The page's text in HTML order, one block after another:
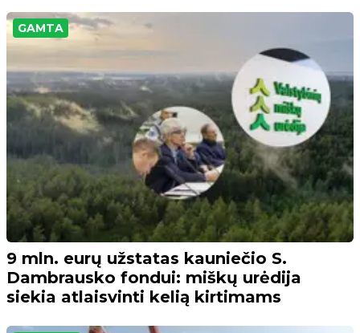
GAMTA
9 mln. eurų užstatas kauniečio S.
Dambrausko fondui: miškų urėdija
siekia atlaisvinti kelią kirtimams